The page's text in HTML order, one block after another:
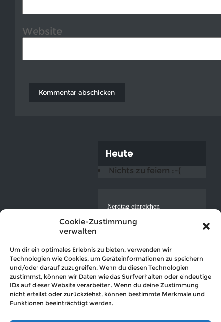
Cookie-Zustimmung
verwalten
Um dir ein optimales Erlebnis zu bieten, verwenden wir
Technologien wie Cookies, um Geräteinformationen zu speichern
und/oder darauf zuzugreifen. Wenn du diesen Technologien
zustimmst, können wir Daten wie das Surfverhalten oder eindeutige
IDs auf dieser Website verarbeiten. Wenn du deine Zustimmung
nicht erteilst oder zurückziehst, können bestimmte Merkmale und
Funktionen beeinträchtigt werden.
Website
Heute
Nichts zu feiern :-(
Nerdtag einreichen
ICAL-Feed
© 2019 Der Nerdkalender (hosted by